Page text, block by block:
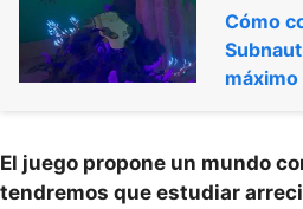
Cómo
máximo
El juego propone un mundo
tendremos que estudiar